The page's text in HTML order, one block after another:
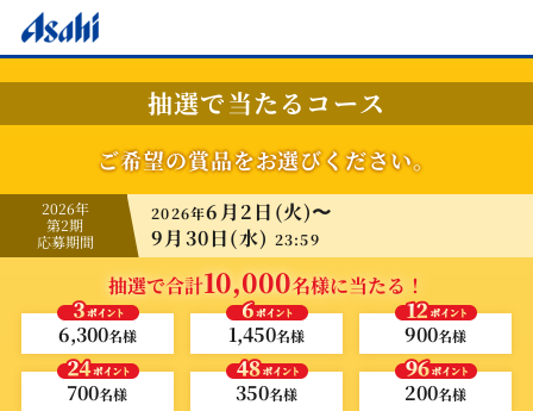
抽選で当たるコース
ご希望の賞品をお選びください。
2026年
第2期
応募期間
2026年6月2日(火)〜
9月30日(水) 23:59
抽選で合計10,000名様に当たる！
6,300名様 1,450名様 900名様
700名様 350名様 200名様